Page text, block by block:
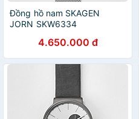
Đồng hồ nam SKAGEN
JORN SKW6334
4.650.000 đ